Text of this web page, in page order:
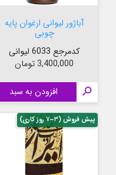
آباژور لیوانی ارغوان پایه
چوبی
کدمرجع 6033 لیوانی
قیمت
3,400,000 تومان
 افزودن به سبد
پیش فروش (۳~۷ روز کاری)